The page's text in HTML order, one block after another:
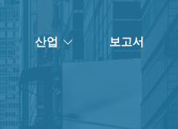
산업 보고서